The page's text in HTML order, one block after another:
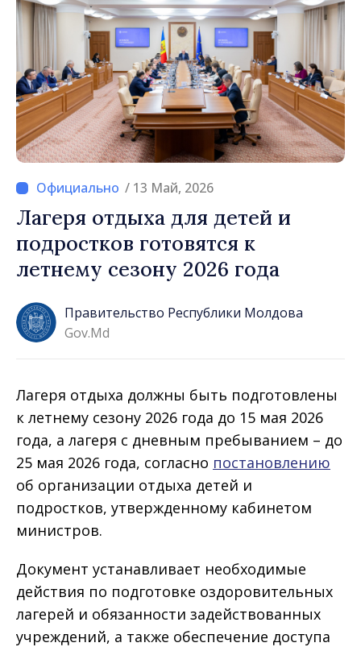
/ 13 Май, 2026
Лагеря отдыха для детей и
подростков готовятся к
летнему сезону 2026 года
Правительство Республики Молдова
Gov.md
Лагеря отдыха должны быть подготовлены
к летнему сезону 2026 года до 15 мая 2026
года, а лагеря с дневным пребыванием – до
25 мая 2026 года, согласно постановлению
об организации отдыха детей и
подростков, утвержденному кабинетом
министров.
Документ устанавливает необходимые
действия по подготовке оздоровительных
лагерей и обязанности задействованных
учреждений, а также обеспечение доступа